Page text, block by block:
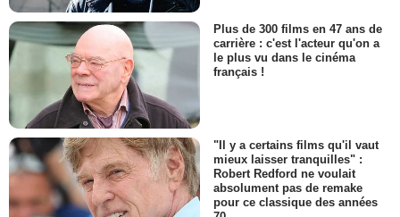
Plus de 300 films en 47 ans de
carrière : c'est l'acteur qu'on a
le plus vu dans le cinéma
français !
"Il y a certains films qu'il vaut
mieux laisser tranquilles" :
Robert Redford ne voulait
absolument pas de remake
pour ce classique des années